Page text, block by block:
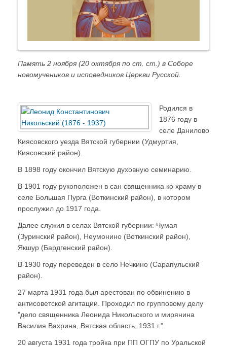
Память 2 ноября (20 октября по ст. ст.) в Соборе
новомучеников и исповедников Церкви Русской.
Родился в
1876 году в
селе Данилово
Киясовского уезда Вятской губернии (Удмуртия,
Киясовский район).
В 1898 году окончил Вятскую духовную семинарию.
В 1901 году рукоположен в сан священника ко храму в
селе Большая Пурга (Воткинский район), в котором
прослужил до 1917 года.
Далее служил в селах Вятской губернии: Чумая
(Зуринский район), Неумонино (Воткинский район),
Якшур (Бардгенский район).
В 1930 году переведен в село Нечкино (Сарапульский
район).
27 марта 1931 года был арестован по обвинению в
антисоветской агитации. Проходил по групповому делу
"дело священника Леонида Никольского и мирянина
Василия Вахрина, Вятская область, 1931 г.".
20 августа 1931 года тройка при ПП ОГПУ по Уральской